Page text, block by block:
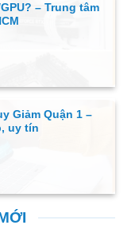
– Trung tâm
Giảm Quận 1 –
uy tín